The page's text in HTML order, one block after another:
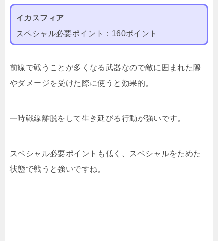
イカスフィア
スペシャル必要ポイント：160ポイント
前線で戦うことが多くなる武器なので敵に囲まれた際
やダメージを受けた際に使うと効果的。
一時戦線離脱をして生き延びる行動が強いです。
スペシャル必要ポイントも低く、スペシャルをためた
状態で戦うと強いですね。